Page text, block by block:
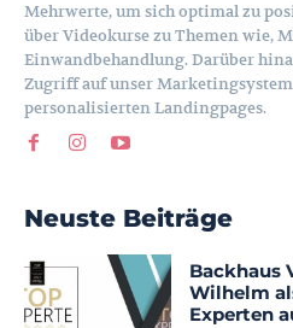
Mehrwerte, um sich optimal zu
über Videokurse zu Themen wie,
Einwandbehandlung. Darüber
Zugriff auf unser
personalisierten Landingpages.
Neuste Beiträge
Backhaus
Wilhelm
Experten